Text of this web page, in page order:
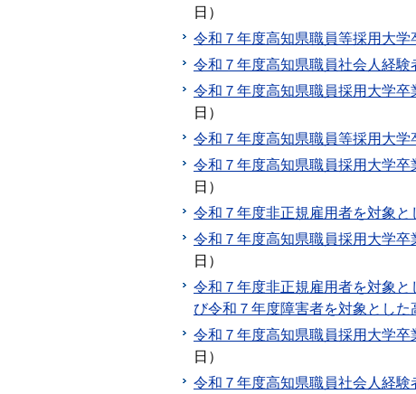
日 ）
令和７年度高知県職員等採用大学
令和７年度高知県職員社会人経
令和７年度高知県職員採用大学卒
日 ）
令和７年度高知県職員等採用大学
令和７年度高知県職員採用大学卒
日 ）
令和７年度非正規雇用者を対象
令和７年度高知県職員採用大学卒
日 ）
令和７年度非正規雇用者を対象
び令和７年度障害者を対象とした
令和７年度高知県職員採用大学卒
日 ）
令和７年度高知県職員社会人経